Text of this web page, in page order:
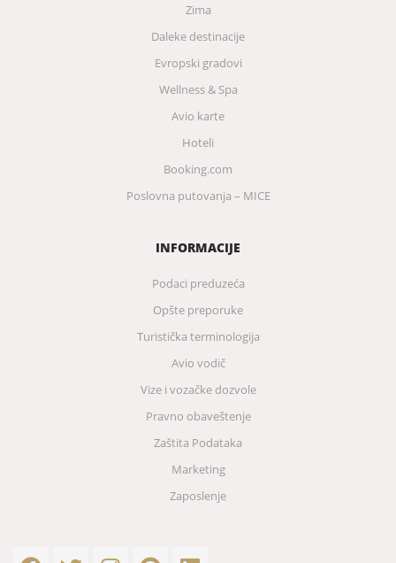
Zima
Daleke destinacije
Evropski gradovi
Wellness & Spa
Avio karte
Hoteli
Booking.com
Poslovna putovanja – MICE
INFORMACIJE
Podaci preduzeća
Opšte preporuke
Turistička terminologija
Avio vodič
Vize i vozačke dozvole
Pravno obaveštenje
Zaštita Podataka
Marketing
Zaposlenje